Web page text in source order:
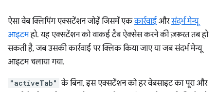
ऐसा वेब क्लिपिंग एक्सटेंशन जोड़ें जिसमें एककार्रवाई औरसंदर्भ मेन्यू
आइटमहो. यह एक्सटेंशन को वाकई टैब ऐक्सेस करने की ज़रूरत तब हो
सकती है, जब उसकी कार्रवाई पर क्लिक किया जाए या जब संदर्भ मेन्यू
आइटम चलाया गया.
"activeTab" के बिना, इस एक्सटेंशन को हर वेबसाइट का पूरा और